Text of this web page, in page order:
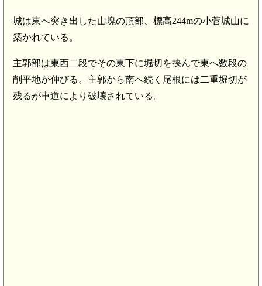
城は東へ突き出した山塊の頂部、標高244mの小菅城山に
築かれている。
主郭部は東西二段でその東下に堀切を挟んで東へ数段の
削平地が伸びる。主郭から南へ続く尾根には二重堀切が
残るが車道により破壊されている。